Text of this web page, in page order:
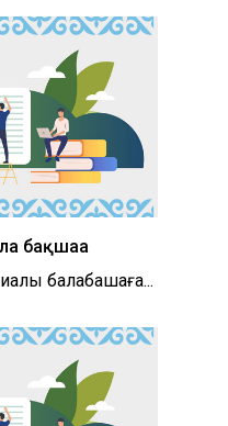
бақшаға
балабақшаға...